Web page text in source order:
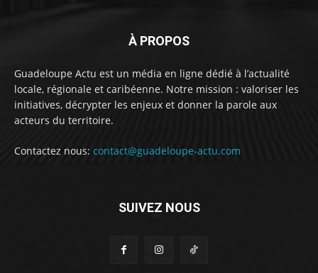
À PROPOS
Guadeloupe Actu est un média en ligne dédié à l’actualité
locale, régionale et caribéenne. Notre mission : valoriser les
initiatives, décrypter les enjeux et donner la parole aux
acteurs du territoire.
Contactez nous: contact@guadeloupe-actu.com
SUIVEZ NOUS